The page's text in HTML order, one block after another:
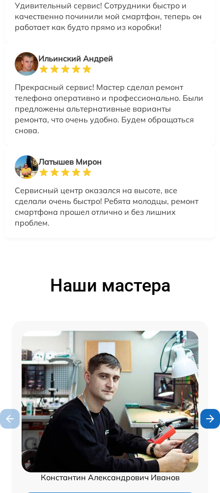
Удивительный сервис! Сотрудники быстро и
качественно починили мой смартфон, теперь он
работает как будто прямо из коробки!
Ильинский Андрей
Прекрасный сервис! Мастер сделал ремонт
телефона оперативно и профессионально. Были
предложены альтернативные варианты
ремонта, что очень удобно. Будем обращаться
снова.
Латышев Мирон
Сервисный центр оказался на высоте, все
сделали очень быстро! Ребята молодцы, ремонт
смартфона прошел отлично и без лишних
проблем.
Наши мастера
Константин Александрович Иванов